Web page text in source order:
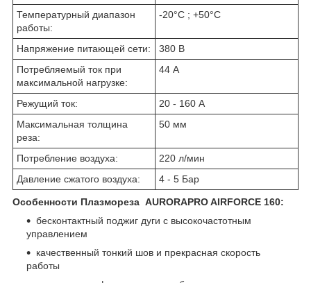
Температурный диапазон
работы:
-20°C ; +50°C
Напряжение питающей сети:
380 В
Потребляемый ток при
максимальной нагрузке:
44 А
Режущий ток:
20 - 160 А
Максимальная толщина
реза:
50 мм
Потребление воздуха:
220 л/мин
Давление сжатого воздуха:
4 - 5 Бар
Особенности Плазмореза AURORAPRO AIRFORCE 160:
бесконтактный поджиг дуги с высокочастотным
управлением
качественный тонкий шов и прекрасная скорость
работы